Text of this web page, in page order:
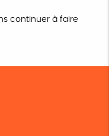
continuer à faire